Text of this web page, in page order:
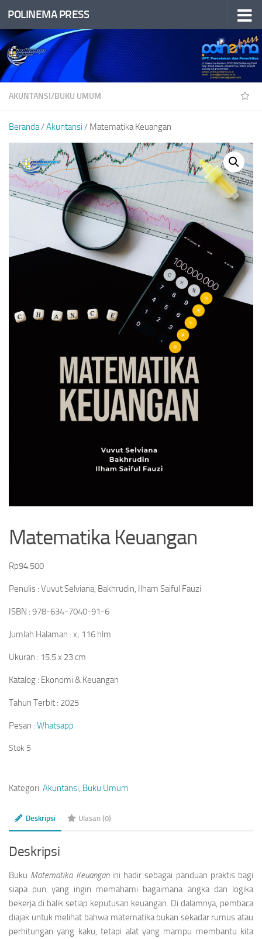
Skip to content
POLINEMA PRESS
AKUNTANSI/BUKU UMUM
Beranda/Akuntansi / Matematika Keuangan
Matematika Keuangan
Rp94.500
Penulis : Vuvut Selviana, Bakhrudin, Ilham Saiful Fauzi
ISBN : 978-634-7040-91-6
Jumlah Halaman : x; 116 hlm
Ukuran : 15.5 x 23 cm
Katalog : Ekonomi & Keuangan
Tahun Terbit : 2025
Pesan : Whatsapp
Stok 5
Kategori: Akuntansi Buku Umum
Deskripsi Ulasan (0)
Deskripsi
Buku Matematika Keuanganini hadir sebagai panduan praktis bagi
siapa pun yang ingin memahami bagaimana angka dan logika
bekerja di balik setiap keputusan keuangan. Di dalamnya, pembaca
diajak untuk melihat bahwa matematika bukan sekadar rumus atau
perhitungan yang kaku, tetapi alat yang mampu membantu kita